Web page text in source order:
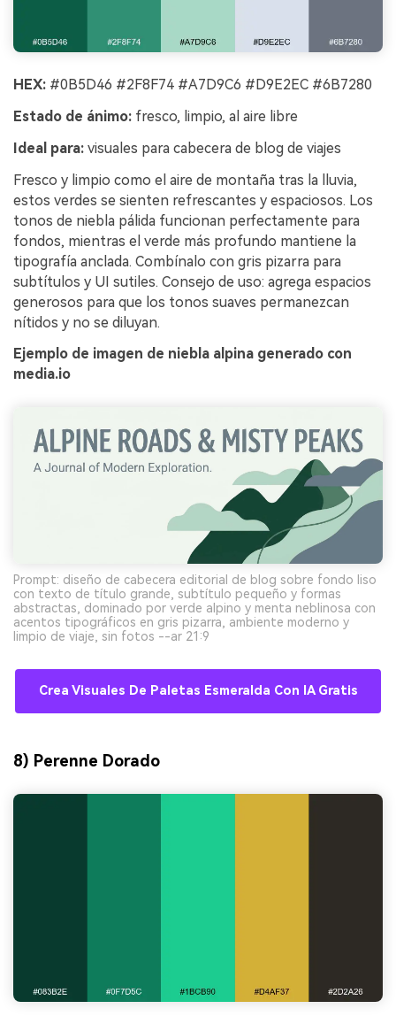
HEX: #0B5D46 #2F8F74 #A7D9C6 #D9E2EC #6B7280
Estado de ánimo: fresco, limpio, al aire libre
Ideal para: visuales para cabecera de blog de viajes
Fresco y limpio como el aire de montaña tras la lluvia,
estos verdes se sienten refrescantes y espaciosos. Los
tonos de niebla pálida funcionan perfectamente para
fondos, mientras el verde más profundo mantiene la
tipografía anclada. Combínalo con gris pizarra para
subtítulos y UI sutiles. Consejo de uso: agrega espacios
generosos para que los tonos suaves permanezcan
nítidos y no se diluyan.
Ejemplo de imagen de niebla alpina generado con
media.io
Prompt: diseño de cabecera editorial de blog sobre fondo liso
con texto de título grande, subtítulo pequeño y formas
abstractas, dominado por verde alpino y menta neblinosa con
acentos tipográficos en gris pizarra, ambiente moderno y
limpio de viaje, sin fotos --ar 21:9
Crea Visuales De Paletas Esmeralda Con IA Gratis
8) Perenne Dorado